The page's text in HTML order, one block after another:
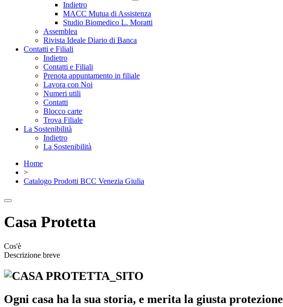
Indietro
MACC Mutua di Assistenza
Studio Biomedico L. Moratti
Assemblea
Rivista Ideale Diario di Banca
Contatti e Filiali
Indietro
Contatti e Filiali
Prenota appuntamento in filiale
Lavora con Noi
Numeri utili
Contatti
Blocco carte
Trova Filiale
La Sostenibilità
Indietro
La Sostenibilità
Home
>
Catalogo Prodotti BCC Venezia Giulia
Casa Protetta
Cos'è
Descrizione breve
Ogni casa ha la sua storia, e merita la giusta protezione